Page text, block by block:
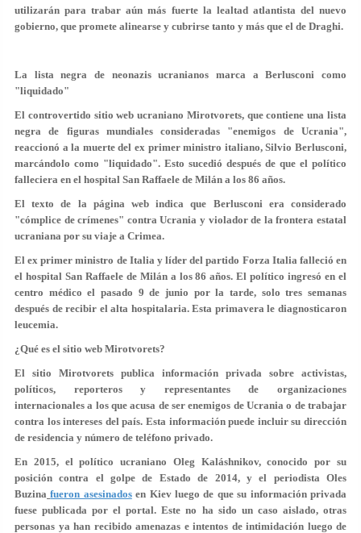
utilizarán para trabar aún más fuerte la lealtad atlantista del nuevo
gobierno, que promete alinearse y cubrirse tanto y más que el de Draghi.
La lista negra de neonazis ucranianos marca a Berlusconi como
"liquidado"
El controvertido sitio web ucraniano Mirotvorets, que contiene una lista
negra de figuras mundiales consideradas "enemigos de Ucrania",
reaccionó a la muerte del ex primer ministro italiano, Silvio Berlusconi,
marcándolo como "liquidado". Esto sucedió después de que el político
falleciera en el hospital San Raffaele de Milán a los 86 años.
El texto de la página web indica que Berlusconi era considerado
"cómplice de crímenes" contra Ucrania y violador de la frontera estatal
ucraniana por su viaje a Crimea.
El ex primer ministro de Italia y líder del partido Forza Italia falleció en
el hospital San Raffaele de Milán a los 86 años. El político ingresó en el
centro médico el pasado 9 de junio por la tarde, solo tres semanas
después de recibir el alta hospitalaria. Esta primavera le diagnosticaron
leucemia.
¿Qué es el sitio web Mirotvorets?
El sitio Mirotvorets publica información privada sobre activistas,
políticos, reporteros y representantes de organizaciones
internacionales a los que acusa de ser enemigos de Ucrania o de trabajar
contra los intereses del país. Esta información puede incluir su dirección
de residencia y número de teléfono privado.
En 2015, el político ucraniano Oleg Kaláshnikov, conocido por su
posición contra el golpe de Estado de 2014, y el periodista Oles
Buzina fueron asesinadosen Kiev luego de que su información privada
fuese publicada por el portal. Este no ha sido un caso aislado, otras
personas ya han recibido amenazas e intentos de intimidación luego de